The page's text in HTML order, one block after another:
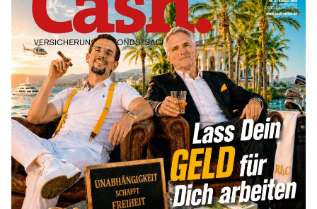
„Jung kauft Alt“ 2026: Neue Förderung im
Überblick – Tabelle mit Kreditbeträgen
und Einkommensgrenzen
mehr
Bitcoin im Wartemodus: Fed und CLARITY
Act geben die Richtung vor
mehr